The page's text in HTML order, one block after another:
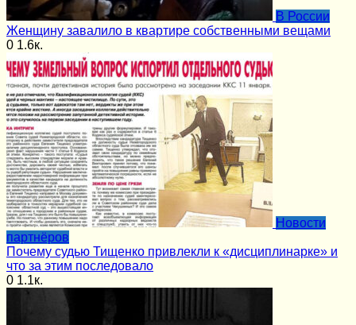
В России
Женщину завалило в квартире собственными вещами
0 1.6к.
Новости
партнёров
Почему судью Тищенко привлекли к «дисциплинарке» и
что за этим последовало
0 1.1к.